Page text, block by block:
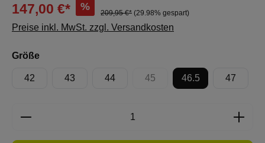
147,00 €* %
209,95 €* (29.98% gespart)
Preise inkl. MwSt. zzgl. Versandkosten
Größeauswählen
42 43 44 45
(Diese Option ist zurzeit nicht
46.5 47
Produkt Anzahl: Gib den gewünschten